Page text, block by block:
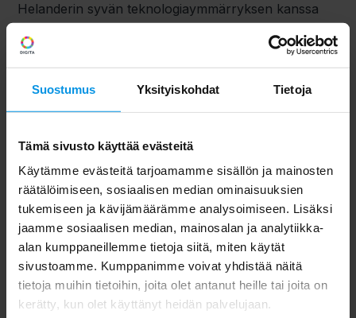
Suostumus Yksityiskohdat Tietoja
Tämä sivusto käyttää evästeitä
Käytämme evästeitä tarjoamamme sisällön ja mainosten
räätälöimiseen, sosiaalisen median ominaisuuksien
tukemiseen ja kävijämäärämme analysoimiseen. Lisäksi
jaamme sosiaalisen median, mainosalan ja analytiikka-
alan kumppaneillemme tietoja siitä, miten käytät
sivustoamme. Kumppanimme voivat yhdistää näitä
tietoja muihin tietoihin, joita olet antanut heille tai joita on
kerätty, kun olet käyttänyt heidän palvelujaan.
Helanderin syvän teknologiaymmärryksen kanssa
antavat hänelle erinomaiset edellytykset uudistaa ja
kehittää Digitaa yhdessä kokeneen henkilökunnan
kanssa ja toteuttaa yhtiömme keskeiset
kasvutavoitteet”, sanoo Digitan hallituksen
Wessberg jatkaa: ”Samalla esitän lämpimät kiitokset
liiketoiminnan laajentamisesta telecom-toimialalla
sekä erinomaisesta työstä ja tuloksista muuttuvassa
media- ja tietoliikennekentässä. Yritys on vahvassa
kunnossa seuraavaa kasvuvaihetta varten”.
Digita on digitaalisen infrastruktuurin ja palveluiden